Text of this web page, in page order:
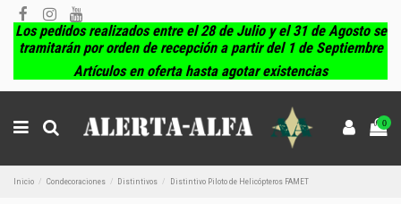
Los pedidos realizados entre el 28 de Julio y el 31 de Agosto se
tramitarán por orden de recepción a partir del 1 de Septiembre
Artículos en oferta hasta agotar existencias
0
Inicio Condecoraciones Distintivos Distintivo Piloto de Helicópteros FAMET